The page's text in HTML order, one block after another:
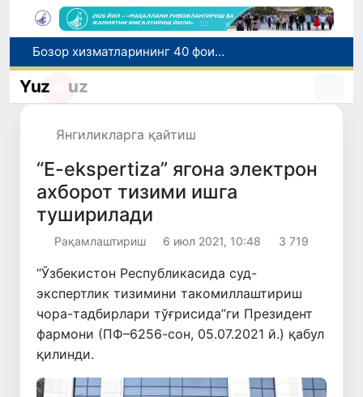
Бозор хизматларининг 40 фоиздан ортиғи пойтахт ҳиссасига тўғри келмоқда
“Мен таниган Ўзбекистон!”
Адолат, холислик, ростлик ва ҳалоллик муҳитини яратишга қаратилган янги қонун тафсилоти
Yuz uz
Янгиликларга қайтиш
“E-ekspertiza” ягона электрон
ахборот тизими ишга
туширилади
Рақамлаштириш 6 июл 2021, 10:48 3 719
“Ўзбекистон Республикасида суд-
экспертлик тизимини такомиллаштириш
чора-тадбирлари тўғрисида”ги Президент
фармони (ПФ–6256-сон, 05.07.2021 й.) қабул
қилинди.